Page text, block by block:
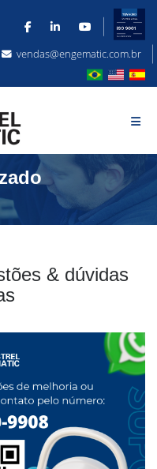
vendas@engematic.com.br
& dúvidas